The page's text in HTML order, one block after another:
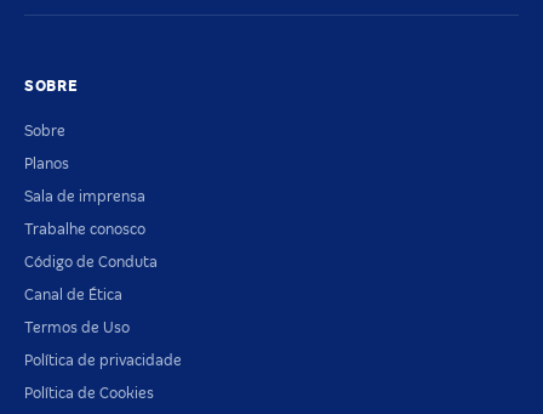
SOBRE
Sobre
Planos
Sala de imprensa
Trabalhe conosco
Código de Conduta
Canal de Ética
Termos de Uso
Política de privacidade
Política de Cookies